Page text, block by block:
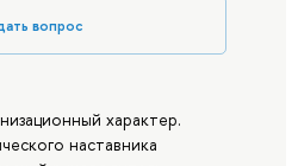
вопрос
характер.
наставника